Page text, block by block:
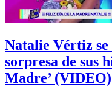
Natalie Vértiz
sorpresa de sus
Madre’ (VIDEO)